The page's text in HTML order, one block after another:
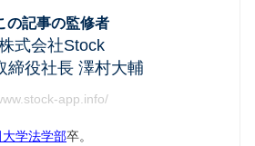
の記事の監修者
式会社Stock
締役社長 澤村大輔
app.info/
学法学部卒。